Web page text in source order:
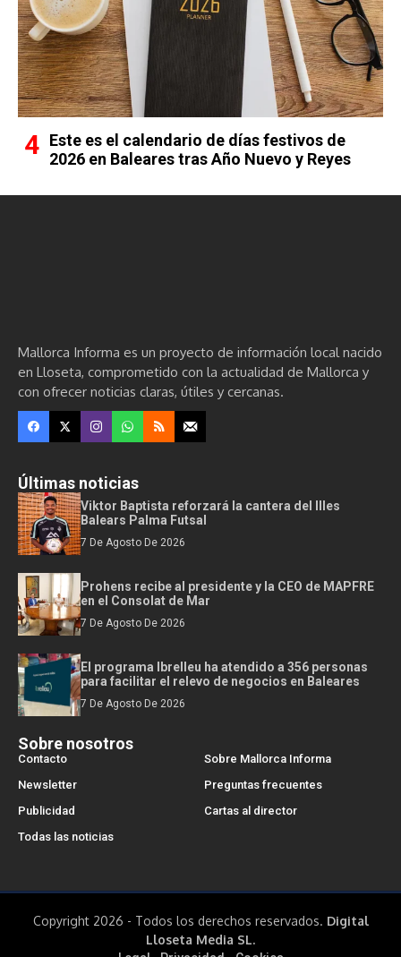
Este es el calendario de días festivos de
2026 en Baleares tras Año Nuevo y Reyes
Mallorca Informa es un proyecto de información local nacido
en Lloseta, comprometido con la actualidad de Mallorca y
con ofrecer noticias claras, útiles y cercanas.
Últimas noticias
Viktor Baptista reforzará la cantera del Illes
Balears Palma Futsal
7 De Agosto De 2026
Prohens recibe al presidente y la CEO de MAPFRE
en el Consolat de Mar
7 De Agosto De 2026
El programa Ibrelleu ha atendido a 356 personas
para facilitar el relevo de negocios en Baleares
7 De Agosto De 2026
Sobre nosotros
Contacto
Sobre Mallorca Informa
Newsletter
Preguntas frecuentes
Publicidad
Cartas al director
Todas las noticias
Copyright 2026 - Todos los derechos reservados. Digital
Lloseta Media SL.